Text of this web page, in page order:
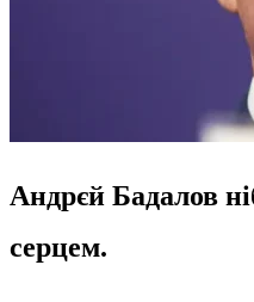
Андрєй Бадалов
серцем.